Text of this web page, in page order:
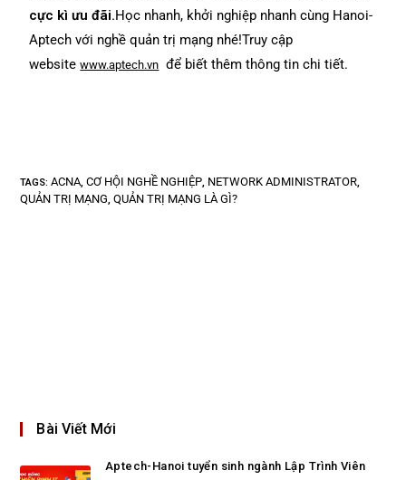
cực kì ưu đãi.Học nhanh, khởi nghiệp nhanh cùng Hanoi-
Aptech với nghề quản trị mạng nhé!Truy cập
websitewww.aptech.vn để biết thêm thông tin chi tiết.
TAGS:ACNA, CƠ HỘI NGHỀ NGHIỆP, NETWORK ADMINISTRATOR,
QUẢN TRỊ MẠNG, QUẢN TRỊ MẠNG LÀ GÌ?
Bài Viết Mới
Aptech-Hanoi tuyển sinh ngành Lập Trình Viên